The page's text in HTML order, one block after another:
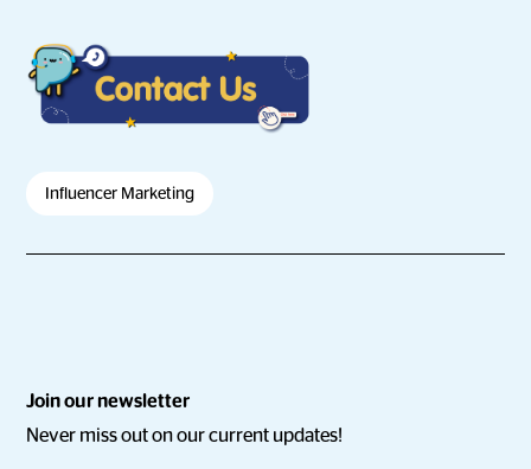
Influencer Marketing
Join our newsletter
Never miss out on our current updates!